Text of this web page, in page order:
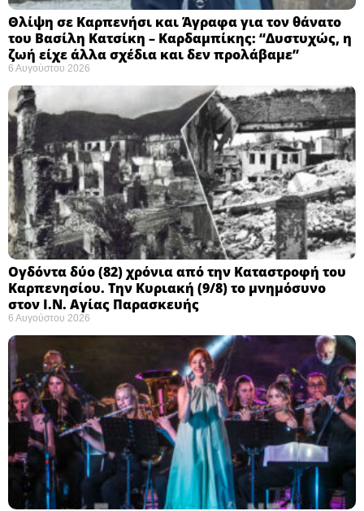
Θλίψη σε Καρπενήσι και Άγραφα για τον θάνατο
του Βασίλη Κατσίκη – Καρδαμπίκης: “Δυστυχώς, η
ζωή είχε άλλα σχέδια και δεν προλάβαμε”
6 Αυγούστου 2026
Ογδόντα δύο (82) χρόνια από την Καταστροφή του
Καρπενησίου. Την Κυριακή (9/8) το μνημόσυνο
στον Ι.Ν. Αγίας Παρασκευής
6 Αυγούστου 2026